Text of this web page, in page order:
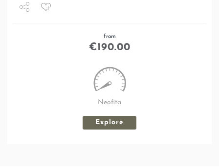
from
€190.00
Neofita
Explore